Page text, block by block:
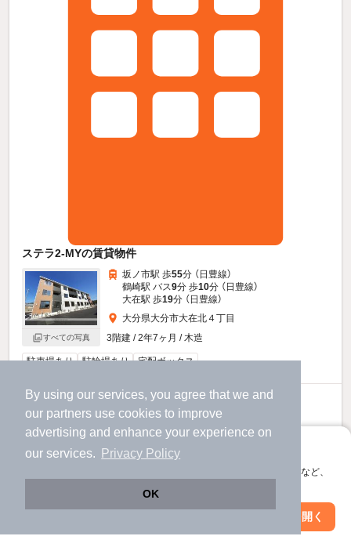
By using our services, you agree that we and
our partners use cookies to improve
advertising and enhance your experience on
our services.
Privacy Policy
OK
アプリに切り替えて、サクサクお部屋探し
会員登録なしですぐ使える。マップ検索やお気に入り保存など、
アプリを開く
ステラ2-MYの賃貸物件
すべての写真
坂ノ市駅 歩55分 （日豊線）
鶴崎駅 バス9分 歩10分 （日豊線）
大在駅 歩19分 （日豊線）
大分県大分市大在北４丁目
3階建 / 2年7ヶ月 / 木造
駐車場あり 駐輪場あり 宅配ボックス
万円
お問い合わせ
絞り込み条件を変更